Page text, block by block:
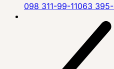
098 311-99-11063 395-